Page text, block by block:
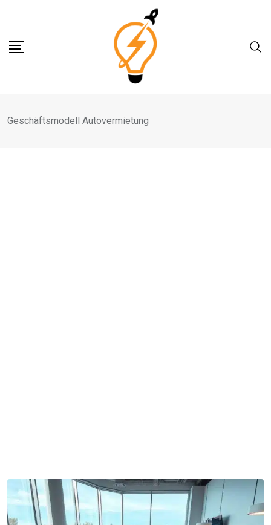
content
Geschäftsmodell Autovermietung